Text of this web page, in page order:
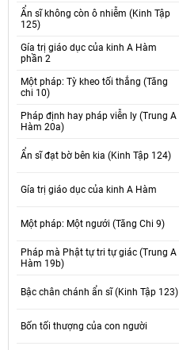
Ẩn sĩ không còn ô nhiễm (Kinh Tập
125)
Gía trị giáo dục của kinh A Hàm
phần 2
Một pháp: Tỳ kheo tối thắng (Tăng
chi 10)
Pháp định hay pháp viễn ly (Trung A
Hàm 20a)
Ẩn sĩ đạt bờ bên kia (Kinh Tập 124)
Gía trị giáo dục của kinh A Hàm
Một pháp: Một ngưới (Tăng Chi 9)
Pháp mà Phật tự tri tự giác (Trung A
Hàm 19b)
Bậc chân chánh ẩn sĩ (Kinh Tập 123)
Bốn tối thượng của con người